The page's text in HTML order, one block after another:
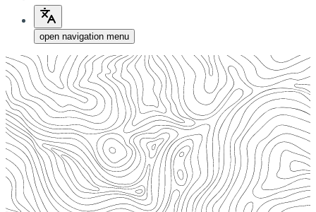
open navigation menu